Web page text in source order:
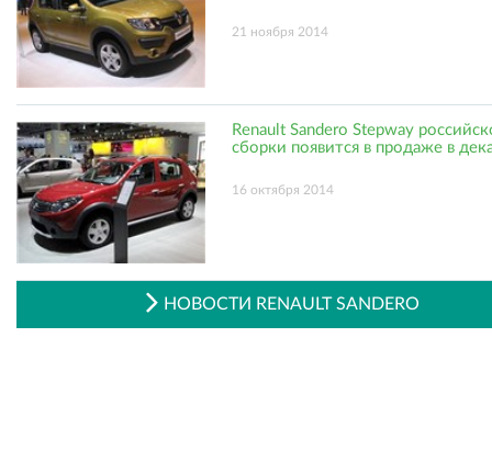
21 ноября 2014
Renault Sandero Stepway
сборки появится в продаже в
16 октября 2014
НОВОСТИ RENAULT SANDERO